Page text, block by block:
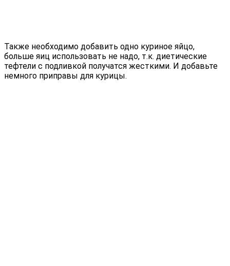
Также необходимо добавить одно куриное яйцо,
больше яиц использовать не надо, т.к. диетические
тефтели с подливкой получатся жесткими. И добавьте
немного приправы для курицы.